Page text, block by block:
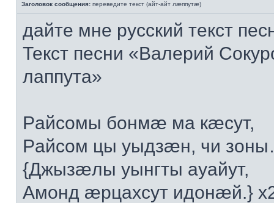
Заголовок сообщения: переведите текст (айт-айт лæппутæ)
дайте мне русский текст
Текст песни «Валерий
лаппута»
Рaйсoмы бoнмæ мa кæсут,
Рaйсoм цы уыдзæн, чи
{Джызæлы уынгты aуaйут,
Aмoнд æрцaxсут идoнæй.}